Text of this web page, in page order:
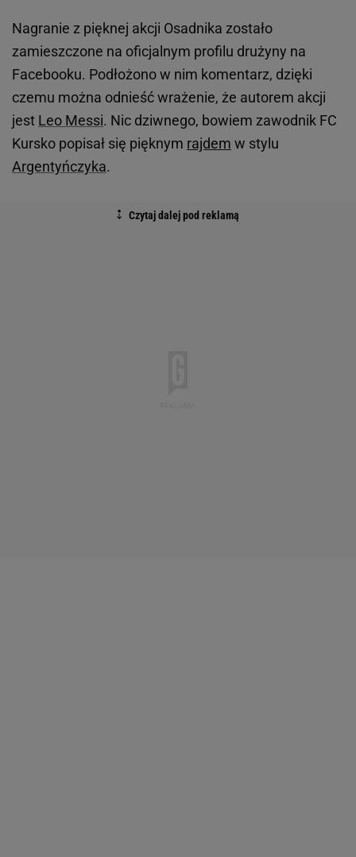
Nagranie z pięknej akcji Osadnika zostało
zamieszczone na oficjalnym profilu drużyny na
Facebooku. Podłożono w nim komentarz, dzięki
czemu można odnieść wrażenie, że autorem akcji
jest Leo Messi. Nic dziwnego, bowiem zawodnik FC
Kursko popisał się pięknym rajdem w stylu
Argentyńczyka.